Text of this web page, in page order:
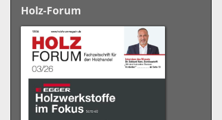
Holz-Forum